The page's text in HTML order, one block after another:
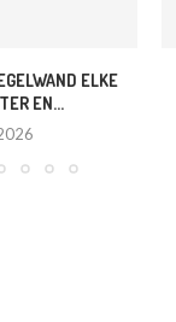
ELKE
EN...